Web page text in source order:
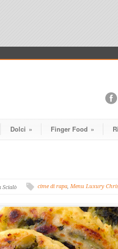
Dolci » Finger Food »
Scialò cime di rapa, Menu Luxury